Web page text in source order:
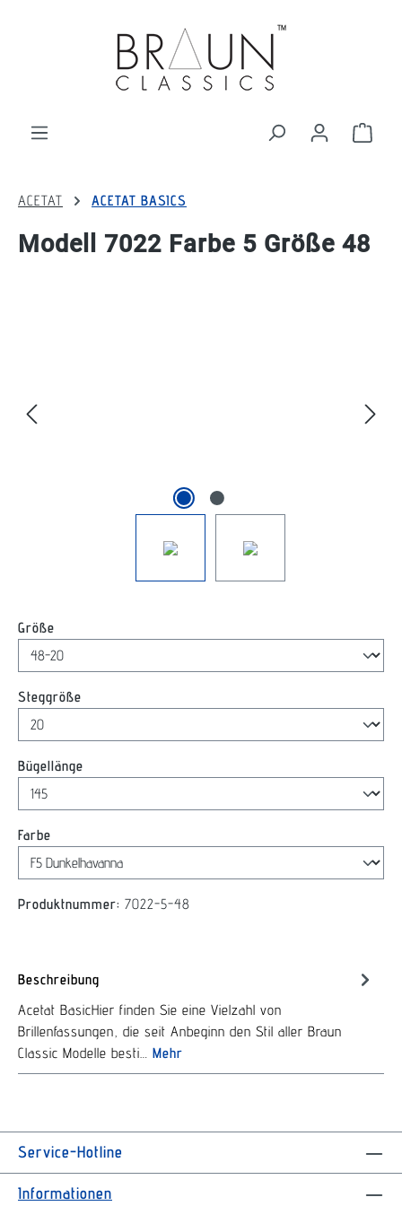
ACETAT ACETAT BASICS
Modell 7022 Farbe 5 Größe 48
Größe
Steggröße
Bügellänge
Farbe
Produktnummer: 7022-5-48
Beschreibung
Acetat BasicHier finden Sie eine Vielzahl von
Brillenfassungen, die seit Anbeginn den Stil aller Braun
Classic Modelle besti… Mehr
Service-Hotline
Informationen